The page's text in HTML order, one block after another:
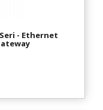
Seri - Ethernet